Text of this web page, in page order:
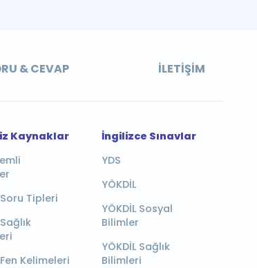
& CEVAP İLETIŞIM
Kaynaklar
Soru Tipleri
Fen Kelimeleri
İngilizce Sınavlar
YDS
YÖKDİL
YÖKDİL Sosyal
Bilimler
YÖKDİL Sağlık
Bilimleri